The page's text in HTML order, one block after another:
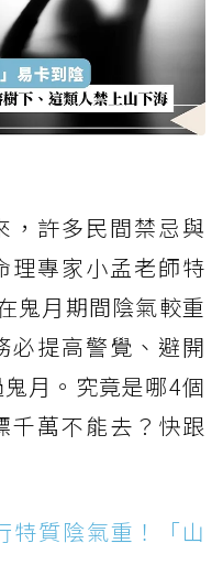
，許多民間禁忌與
理專家小孟老師特
鬼月期間陰氣較重
必提高警覺、避開
月。究竟是哪4個
千萬不能去？快跟
特質陰氣重！「山